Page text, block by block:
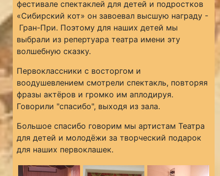
фестивале спектаклей для детей и подростков
«Сибирский кот» он завоевал высшую награду -
Гран-При. Поэтому для наших детей мы
выбрали из репертуара театра имени эту
волшебную сказку.
Первоклассники с восторгом и
воодушевлением смотрели спектакль, повторяя
фразы актёров и громко им аплодируя.
Говорили "спасибо", выходя из зала.
Большое спасибо говорим мы артистам Театра
для детей и молодёжи за творческий подарок
для наших первоклашек.